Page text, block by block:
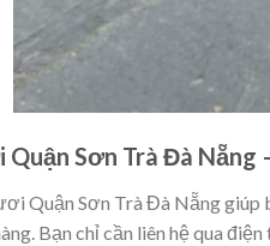
Sơn Trà Đà Nẵng
Quận Sơn Trà Đà Nẵng
Bạn chỉ cần liên hệ qua